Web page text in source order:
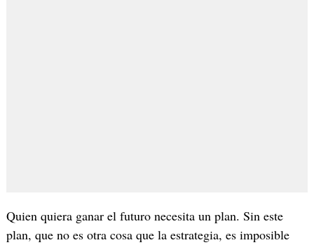
Quien quiera ganar el futuro necesita un plan. Sin este
plan, que no es otra cosa que la estrategia, es imposible